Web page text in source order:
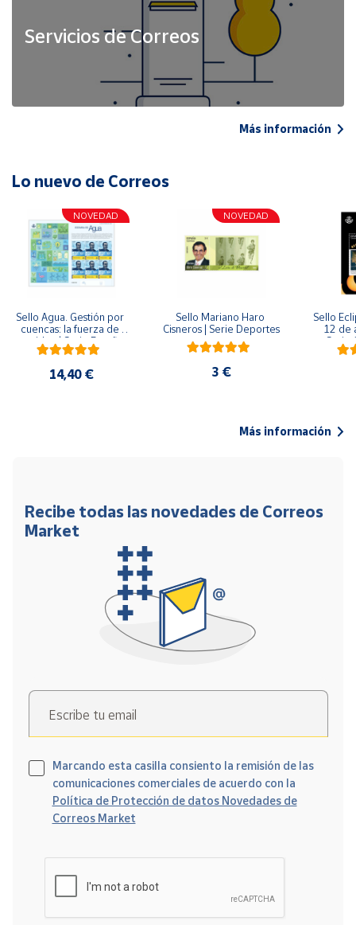
Servicios de Correos
Más información
Lo nuevo de Correos
NOVEDAD
Sello Agua. Gestión por
cuencas: la fuerza de
una idea.| Serie España
ES| Pliego Premium
14,40 €
NOVEDAD
Sello Mariano Haro
Cisneros | Serie Deportes
3 €
Sello
12 de
Serie
Más información
Recibe todas las novedades de Correos
Market
Escribe tu email
Marcando esta casilla consiento la remisión de las
comunicaciones comerciales de acuerdo con la
Política de Protección de datos Novedades de
Correos Market